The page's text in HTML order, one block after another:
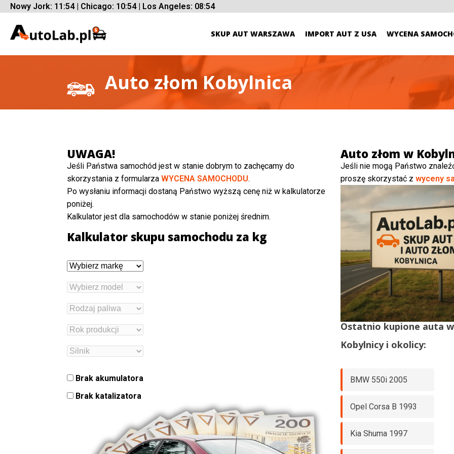
Nowy Jork: 11:54 | Chicago: 10:54 | Los Angeles: 08:54
SKUP AUT WARSZAWA IMPORT AUT Z USA WYCENA
Auto złom Kobylnica
UWAGA!
Jeśli Państwa samochód jest w stanie dobrym to zachęcamy do
skorzystania z formularza WYCENA SAMOCHODU.
Po wysłaniu informacji dostaną Państwo wyższą cenę niż w kalkulatorze
poniżej.
Kalkulator jest dla samochodów w stanie poniżej średnim.
Kalkulator skupu samochodu za kg
Brak akumulatora
Brak katalizatora
Auto złom w
Jeśli nie mogą Państwo
proszę skorzystać z wyceny
Ostatnio kupione auta
Kobylnicyi okolicy:
BMW 550i 2005
Opel Corsa B 1993
Kia Shuma 1997